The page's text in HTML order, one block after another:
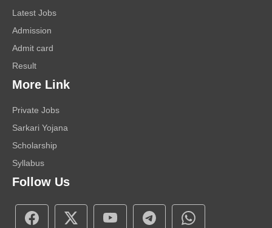
Latest Jobs
Admission
Admit card
Result
More Link
Private Jobs
Sarkari Yojana
Scholarship
Syllabus
Follow Us